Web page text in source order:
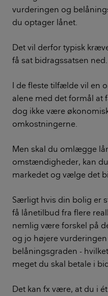
vurderingen og
du optager lånet.
Det vil derfor typisk
få sat bidragssatsen ned.
I de fleste tilfælde vil en
alene med det formål at
dog ikke være
omkostningerne.
Men skal du omlægge
omstændigheder, kan
markedet og vælge det
Særligt hvis din bolig er
få lånetilbud fra flere
nemlig være forskel på
og jo højere
belåningsgraden -
meget du skal betale i
Det kan fx være, at du i